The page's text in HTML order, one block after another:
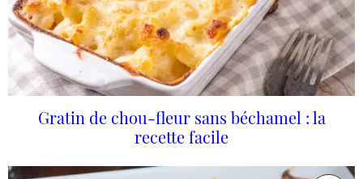
Gratin de chou-fleur sans béchamel : la
recette facile